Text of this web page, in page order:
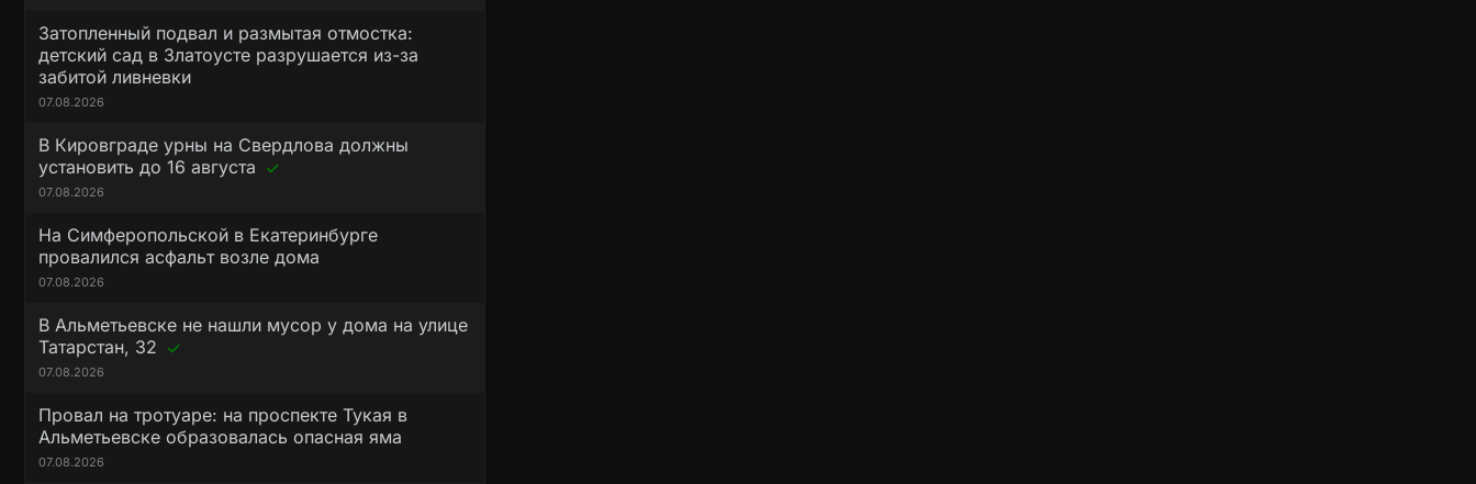
Затопленный подвал и размытая отмостка:
детский сад в Златоусте разрушается из-за
забитой ливневки
07.08.2026
В Кировграде урны на Свердлова должны
установить до 16 августа
07.08.2026
На Симферопольской в Екатеринбурге
провалился асфальт возле дома
07.08.2026
В Альметьевске не нашли мусор у дома на улице
Татарстан, 32
07.08.2026
Провал на тротуаре: на проспекте Тукая в
Альметьевске образовалась опасная яма
07.08.2026